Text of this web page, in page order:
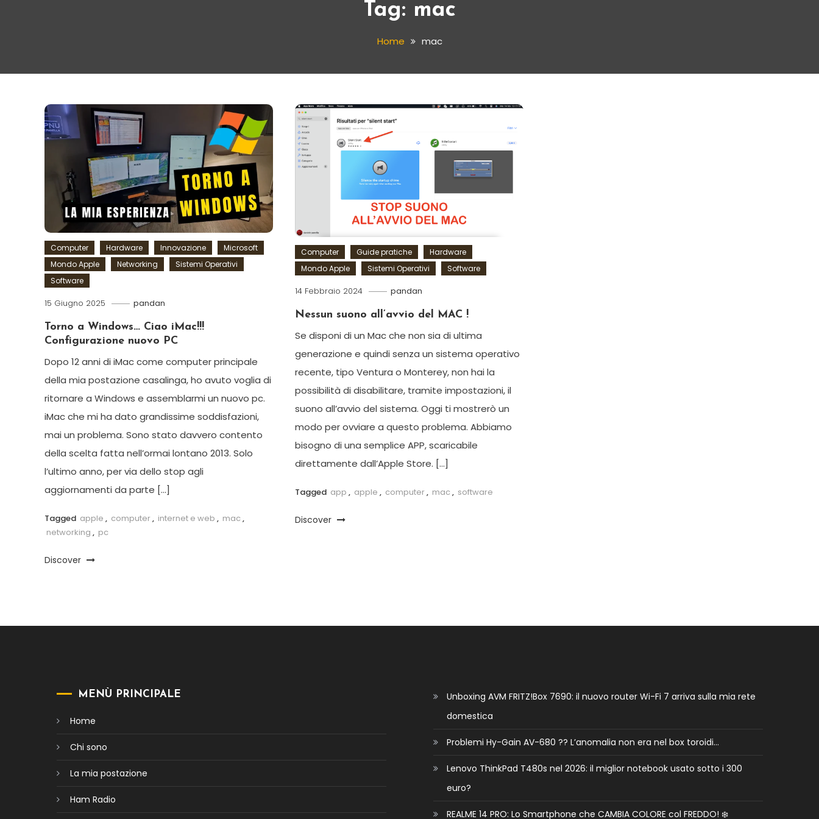
Tag: mac
Home mac
Computer Hardware Innovazione
Microsoft
Mondo Apple
Networking
Sistemi Operativi
Software
15 Giugno 2025 pandan
Torno a Windows… Ciao iMac!!!
Configurazione nuovo PC
Dopo 12 anni di iMac come computer principale
della mia postazione casalinga, ho avuto voglia di
ritornare a Windows e assemblarmi un nuovo pc.
iMac che mi ha dato grandissime soddisfazioni,
mai un problema. Sono stato davvero contento
della scelta fatta nell’ormai lontano 2013. Solo
l’ultimo anno, per via dello stop agli
aggiornamenti da parte […]
Tagged apple , computer, internet e web , mac ,
networking , pc
Discover
Computer Guide pratiche
Hardware
Mondo Apple
Sistemi Operativi Software
14 Febbraio 2024 pandan
Nessun suono all’avvio del MAC !
Se disponi di un Mac che non sia di ultima
generazione e quindi senza un sistema operativo
recente, tipo Ventura o Monterey, non hai la
possibilità di disabilitare, tramite impostazioni, il
suono all’avvio del sistema. Oggi ti mostrerò un
modo per ovviare a questo problema. Abbiamo
bisogno di una semplice APP, scaricabile
direttamente dall’Apple Store. […]
Tagged app , apple , computer, mac , software
Discover
MENÙ PRINCIPALE
Home
Chi sono
La mia postazione
Ham Radio
Unboxing AVM FRITZ!Box 7690: il nuovo router Wi-Fi 7 arriva sulla mia rete
domestica
Problemi Hy-Gain AV-680 ?? L’anomalia non era nel box toroidi…
Lenovo ThinkPad T480s nel 2026: il miglior notebook usato sotto i 300
euro?
REALME 14 PRO: Lo Smartphone che CAMBIA COLORE col FREDDO! ❄️